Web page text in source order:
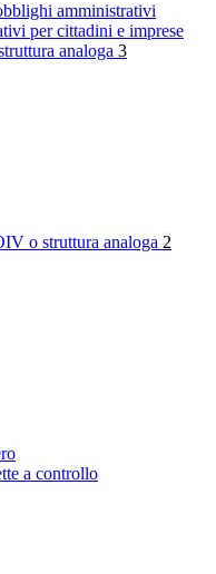
amministrativi
per cittadini e imprese
analoga 3
o struttura analoga 2
a controllo